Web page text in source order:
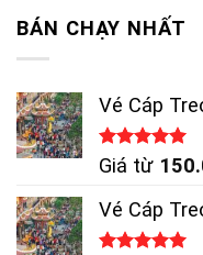
BÁN CHẠY NHẤT
Vé Cáp
Được xếp
Giá từ
Vé Cáp